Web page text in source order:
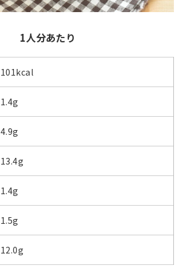
1人分あたり
101kcal
1.4g
4.9g
13.4g
1.4g
1.5g
12.0g